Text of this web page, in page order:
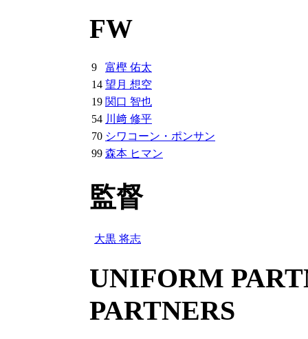
FW
9
富樫 佑太
14 望月 想空
19 関口 智也
54 川﨑 修平
70 シワコーン・ポンサン
99 森本 ヒマン
監督
大黒 将志
UNIFORM
PARTNERS